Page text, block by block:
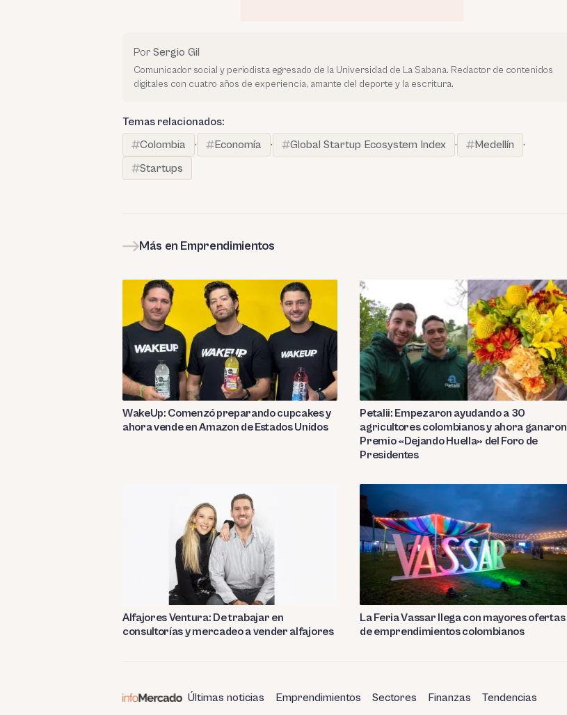
Por Sergio Gil
Comunicador social y periodista egresado de la Universidad de La Sabana. Redactor de contenidos
digitales con cuatro años de experiencia, amante del deporte y la escritura.
Temas relacionados:
Colombia
· Economía · Global Startup Ecosystem Index · Medellín
·
Startups
Más en Emprendimientos
WakeUp: Comenzó preparando cupcakes y
ahora vende en Amazon de Estados Unidos
Petalii: Empezaron ayudando a 30
agricultores colombianos y ahora ganaron
Premio «Dejando Huella» del Foro de
Presidentes
Alfajores Ventura: De trabajar en
consultorías y mercadeo a vender alfajores
La Feria Vassar llega con mayores ofertas
de emprendimientos colombianos
Últimas noticias Emprendimientos Sectores Finanzas Tendencias